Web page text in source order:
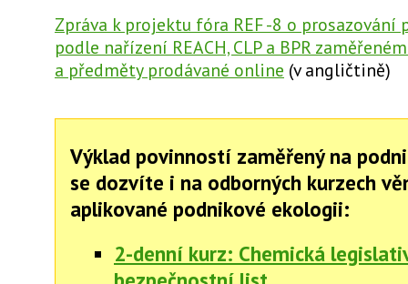
Zpráva k projektu fóra REF -8 o prosazování
podle nařízení REACH, CLP a BPR
a předměty prodávané online (v angličtině)
Výklad povinností zaměřený na
se dozvíte i na odborných kurzech
aplikované podnikové ekologii:
2-denní kurz: Chemická